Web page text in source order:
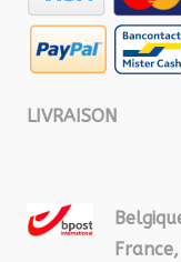
LIVRAISON